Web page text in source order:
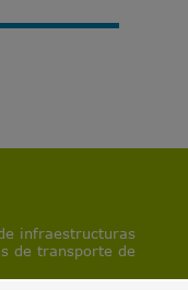
infraestructuras
de transporte de